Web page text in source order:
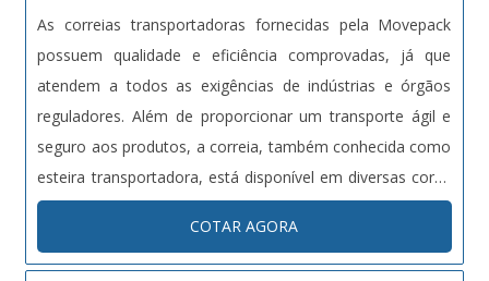
As correias transportadoras fornecidas pela Movepack
possuem qualidade e eficiência comprovadas, já que
atendem a todos as exigências de indústrias e órgãos
reguladores. Além de proporcionar um transporte ágil e
seguro aos produtos, a correia, também conhecida como
esteira transportadora, está disponível em diversas cores
e modelos diferentes, se adequando às mais variadas
necessidades. Geralmente, as cores mais comuns nesse
mercado são o verde,....
COTAR AGORA